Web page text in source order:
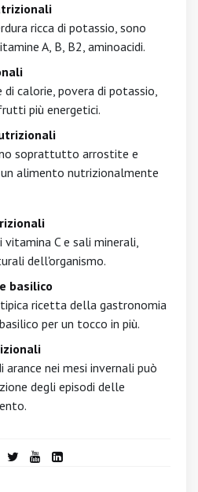
ricca di potassio, sono
A, B, B2, aminoacidi.
di calorie, povera di potassio,
più energetici.
soprattutto arrostite e
alimento nutrizionalmente
C e sali minerali,
dell'organismo.
basilico
ricetta della gastronomia
per un tocco in più.
arance nei mesi invernali può
degli episodi delle